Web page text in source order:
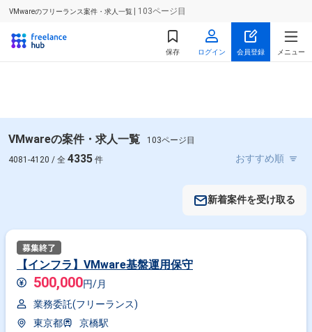
VMwareのフリーランス案件・求人一覧 | 103ページ目
保存 ログイン 会員登録 メニュー
VMwareの案件・求人一覧
103ページ目
4081-4120 / 全 4335 件
新着案件を受け取る
【インフラ】VMware基盤運用保守
500,000円/月
業務委託(フリーランス)
東京都
京橋駅